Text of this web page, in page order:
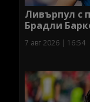
Ливърпул с
Брадли
7 авг 2026 | 16:54